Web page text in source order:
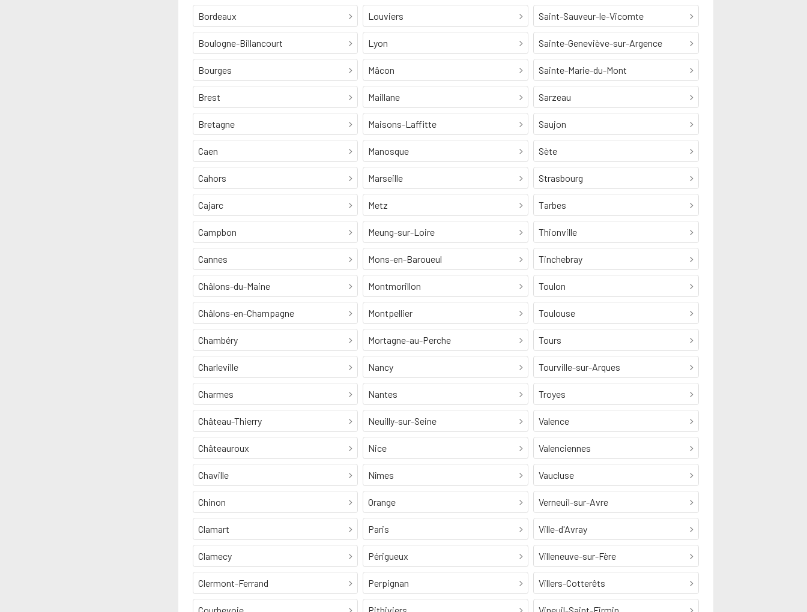
Bordeaux
Boulogne-Billancourt
Bourges
Brest
Bretagne
Caen
Cahors
Cajarc
Campbon
Cannes
Châlons-du-Maine
Châlons-en-Champagne
Chambéry
Charleville
Charmes
Château-Thierry
Châteauroux
Chaville
Chinon
Clamart
Clamecy
Clermont-Ferrand
Louviers
Lyon
Mâcon
Maillane
Maisons-Laffitte
Manosque
Marseille
Metz
Meung-sur-Loire
Mons-en-Baroueul
Montmorillon
Montpellier
Mortagne-au-Perche
Nancy
Nantes
Neuilly-sur-Seine
Nice
Nîmes
Orange
Paris
Périgueux
Perpignan
Saint-Sauveur-le-Vicomte
Sainte-Geneviève-sur-Argence
Sainte-Marie-du-Mont
Sarzeau
Saujon
Sète
Strasbourg
Tarbes
Thionville
Tinchebray
Toulon
Toulouse
Tours
Tourville-sur-Arques
Troyes
Valence
Valenciennes
Vaucluse
Verneuil-sur-Avre
Ville-d'Avray
Villeneuve-sur-Fère
Villers-Cotterêts